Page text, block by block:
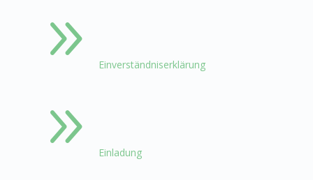
9 Einverständniserklärung
9 Einladung